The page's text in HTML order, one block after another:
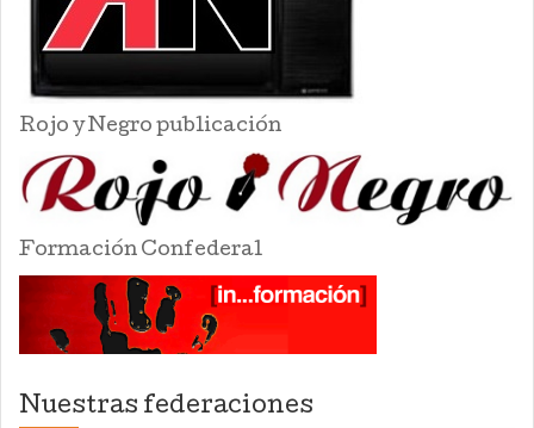
Rojo y Negro publicación
Formación Confederal
Nuestras federaciones